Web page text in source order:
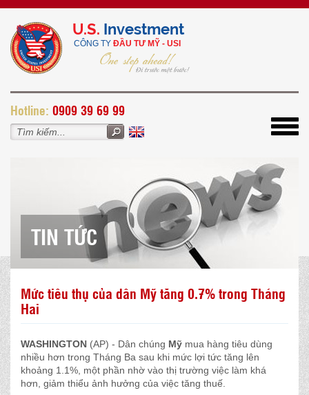
U.S. Investment
CÔNG TY ĐẦU TƯ MỸ - USI
Hotline: 0909 39 69 99
TIN TỨC
Mức tiêu thụ của dân Mỹ tăng 0.7% trong Tháng
Hai
WASHINGTON (AP) - Dân chúng Mỹ mua hàng tiêu dùng
nhiều hơn trong Tháng Ba sau khi mức lợi tức tăng lên
khoảng 1.1%, một phần nhờ vào thị trường việc làm khá
hơn, giảm thiểu ảnh hưởng của việc tăng thuế.